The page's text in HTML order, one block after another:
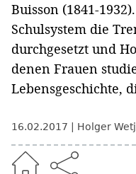
Buisson (1841-
Schulsystem die
durchgesetzt und
denen Frauen
Lebensgeschichte,
16.02.2017 Holger